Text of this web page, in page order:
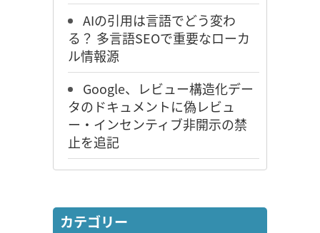
AIの引用は言語でどう変わ
る？ 多言語SEOで重要なローカ
ル情報源
Google、レビュー構造化デー
タのドキュメントに偽レビュ
ー・インセンティブ非開示の禁
止を追記
カテゴリー